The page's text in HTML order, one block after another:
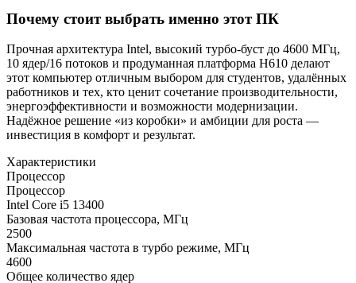
Почему стоит выбрать именно этот ПК
Прочная архитектура Intel, высокий турбо‑буст до 4600 МГц,
10 ядер/16 потоков и продуманная платформа H610 делают
этот компьютер отличным выбором для студентов, удалённых
работников и тех, кто ценит сочетание производительности,
энергоэффективности и возможности модернизации.
Надёжное решение «из коробки» и амбиции для роста —
инвестиция в комфорт и результат.
Характеристики
Процессор
Процессор
Intel Core i5 13400
Базовая частота процессора, МГц
2500
Максимальная частота в турбо режиме, МГц
4600
Общее количество ядер